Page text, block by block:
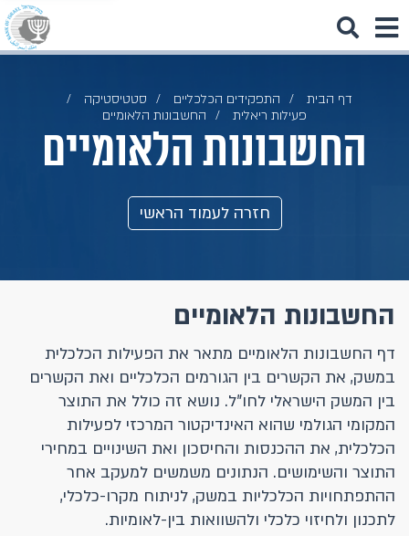
דף הבית התפקידים הכלכליים
סטטיסטיקה
פעילות ריאלית
החשבונות הלאומיים
החשבונות הלאומיים
חזרה לעמוד הראשי
החשבונות הלאומיים
דף החשבונות הלאומיים מתאר את הפעילות הכלכלית
במשק, את הקשרים בין הגורמים הכלכליים ואת הקשרים
בין המשק הישראלי לחו"ל. נושא זה כולל את התוצר
המקומי הגולמי שהוא האינדיקטור המרכזי לפעילות
הכלכלית, את ההכנסות והחיסכון ואת השינויים במחירי
התוצר והשימושים. הנתונים משמשים למעקב אחר
ההתפתחויות הכלכליות במשק, לניתוח מקרו-כלכלי,
לתכנון ולחיזוי כלכלי ולהשוואות בין-לאומיות.